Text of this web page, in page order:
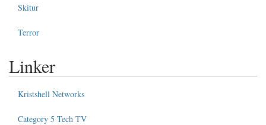
Skitur
Terror
Linker
Kristshell Networks
Category 5 Tech TV